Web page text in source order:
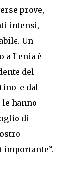
prove,
intensi,
Un
a Ilenia è
del
e dal
le hanno
di